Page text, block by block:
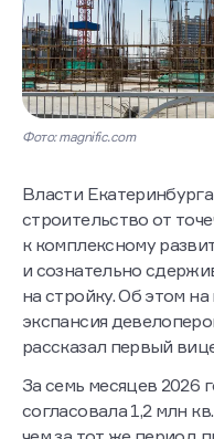
Фото: magnific.com
Власти
строительство от
к комплексному
и сознательно
на стройку. Об этом
экспансия
рассказал первый
За семь месяцев 2026
согласовала 1,2 млн